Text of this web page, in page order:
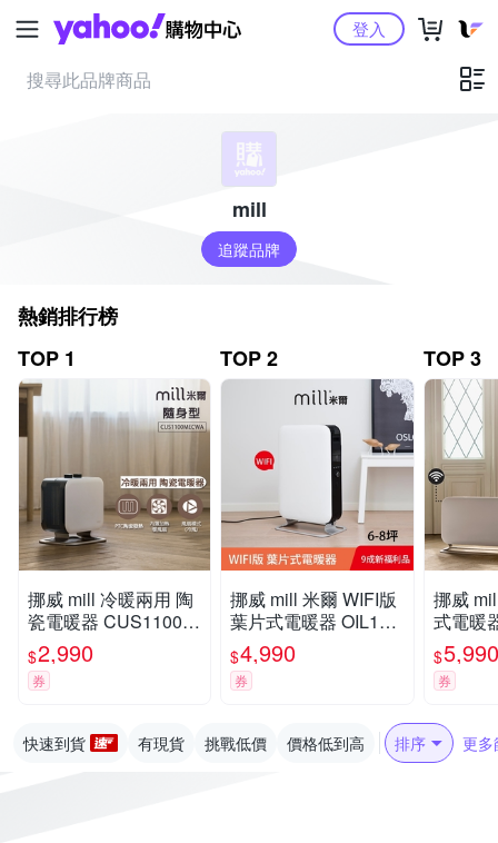
Yahoo購物中心登入
mill
追蹤品牌
熱銷排行榜
TOP 1
挪威 mill 冷暖兩用 陶
瓷電暖器 CUS1100M
ECWA【隨身型】
$2,990
券
TOP 2
挪威 mill 米爾 WIFI版
葉片式電暖器 OIL150
0WIFI3【適用空間6-8
坪】(限量福利品)
$4,990
券
TOP 3
挪威
式電暖
FI3【
坪】
$5,990
券
快速到貨 有現貨 挑戰低價 價格低到高 排序 更多